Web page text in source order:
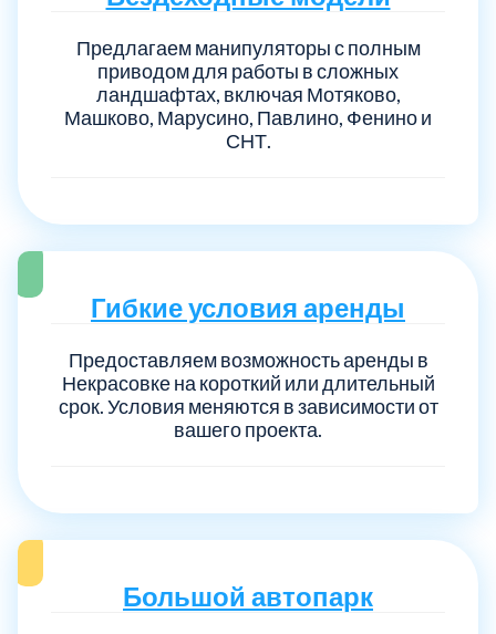
Предлагаем манипуляторы с полным
приводом для работы в сложных
ландшафтах, включая Мотяково,
Машково, Марусино, Павлино, Фенино и
СНТ.
Гибкие условия аренды
Предоставляем возможность аренды в
Некрасовке на короткий или длительный
срок. Условия меняются в зависимости от
вашего проекта.
Большой автопарк